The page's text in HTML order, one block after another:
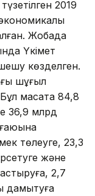
2019
Жобада
Үкімет
шешу көзделген.
шұғыл
мақсатқа 84,8
36,9 млрд
төлеуге, 23,3
және
2,7
дамытуға